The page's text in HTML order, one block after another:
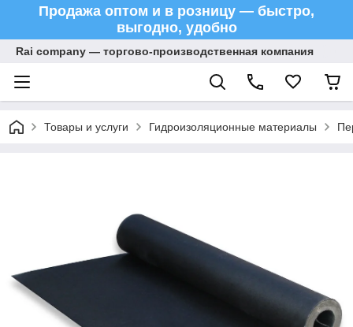
Продажа оптом и в розницу — быстро,
выгодно, удобно
Rai company — торгово-производственная компания
Товары и услуги Гидроизоляционные материалы